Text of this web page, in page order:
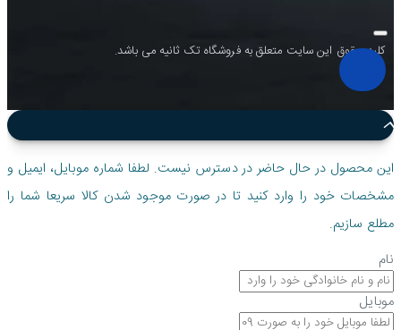
کلیه حقوق این سایت متعلق به فروشگاه تک ثانیه می باشد.
این محصول در حال حاضر در دسترس نیست. لطفا شماره موبایل، ایمیل و
مشخصات خود را وارد کنید تا در صورت موجود شدن کالا سریعا شما را
مطلع سازیم.
نام
موبایل